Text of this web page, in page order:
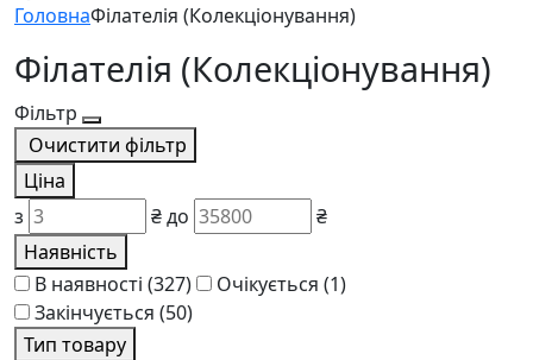
ГоловнаФілателія (Колекціонування)
Філателія (Колекціонування)
Фільтр
Очистити фільтр
Ціна
з
₴до
₴
Наявність
В наявності (327) Очікується (1)
Закінчується (50)
Тип товару